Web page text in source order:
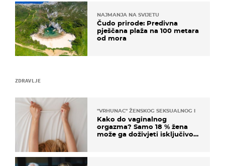
ZDRAVLJE
"VRHUNAC" ŽENSKOG SEKSUALNOG ISKUSTVA
Kako do vaginalnog
orgazma? Samo 18 % žena
može ga doživjeti isključivo
NAJMANJA NA SVIJETU
Čudo prirode: Predivna
pješčana plaža na 100 metara
od mora